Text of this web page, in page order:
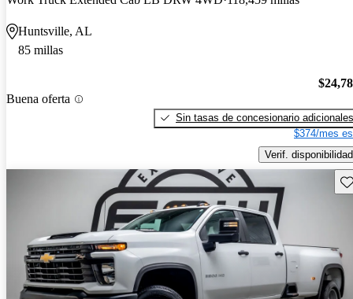
Huntsville, AL
85 millas
Buena oferta
Sin tasas de concesionario adicionales
$374/mes
Verif. disponibilidad